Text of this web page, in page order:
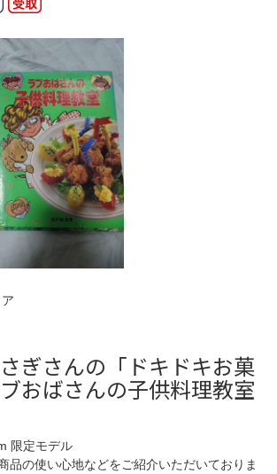
ぎさんの「ドキドキお菓
おばさんの子供料理教室
限定モデル
品の使い心地などをご紹介いただいておりま